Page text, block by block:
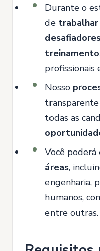
Durante o
de
profissionais
Nosso
todas as
Você
áreas,
engenharia,
humanos,
entre outras.